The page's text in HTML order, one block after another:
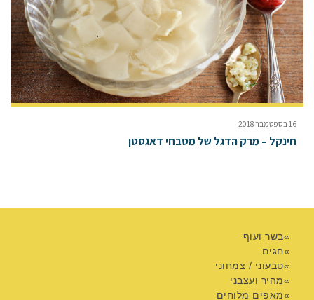
16 בספטמבר 2018
חינקל – מרק הדגל של מטבחי דאגסטן
בשר ועוף
חגים
טבעוני / צמחוני
מהיר ועצבני
מאפים מלוחים